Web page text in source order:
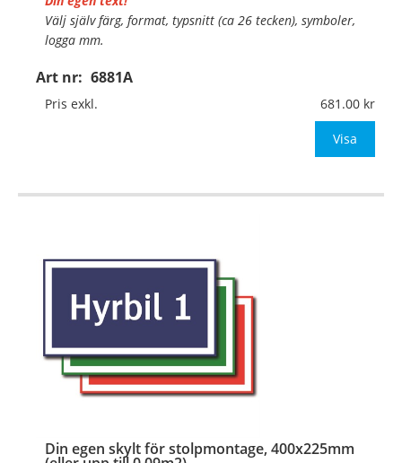
Art nr: 6881A
Välj själv färg, format, typsnitt (ca 26 tecken), symboler,
logga mm.
Material:Plan aluminium, 0,7mm (väggmontage)
Mått:400x225mm (eller annat mått upp till 0,09m²)
Pris exkl. 681.00
Visa
Din egen skylt för stolpmontage, 400x225mm